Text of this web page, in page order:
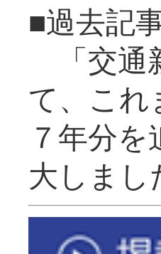
■過去記
「交通
て、これ
７年分
大し